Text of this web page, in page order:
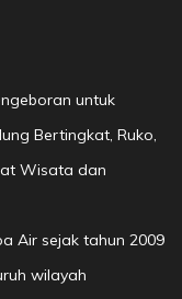
untuk
Bertingkat, Ruko,
Wisata dan
Air sejak tahun 2009
wilayah